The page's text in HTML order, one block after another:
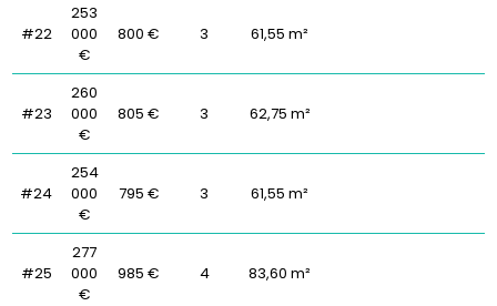
#22
253
000
€
800 € 3 61,55 m²
#23
260
000
€
805 € 3 62,75 m²
#24
254
000
€
795 € 3 61,55 m²
#25
277
000
€
985 € 4 83,60 m²